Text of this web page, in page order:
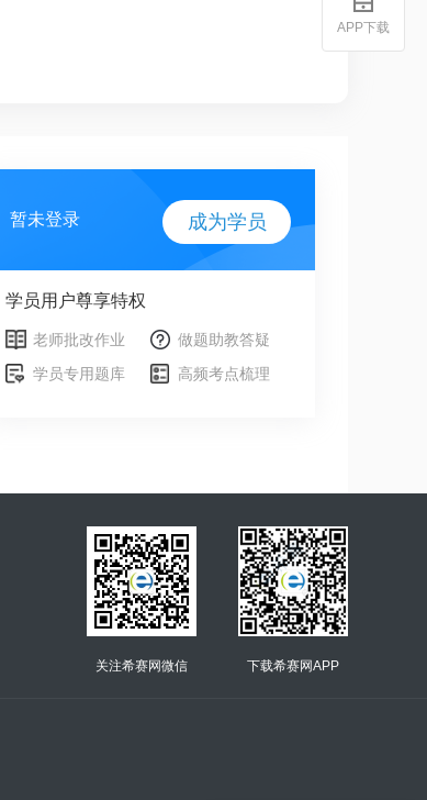
暂未登录 成为学员
学员用户尊享特权
老师批改作业
做题助教答疑
学员专用题库
高频考点梳理
关注希赛网微信 下载希赛网APP
APP下载